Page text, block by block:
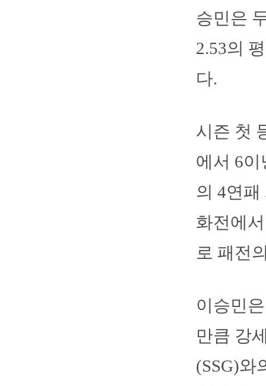
승민은
2.53의
다.
시즌 첫
에서 6
의 4연
화전에
로 패전
이승민
만큼 강
(SSG)와